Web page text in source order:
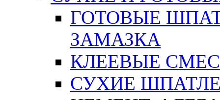
ГОТОВЫЕ
ЗАМАЗКА
КЛЕЕВЫЕ
СУХИЕ